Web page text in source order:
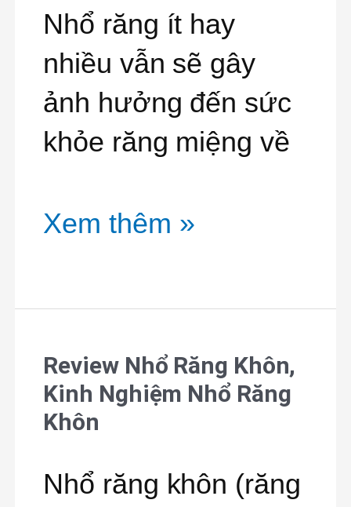
Nhổ răng ít hay
nhiều vẫn sẽ gây
ảnh hưởng đến sức
khỏe răng miệng về
số
7
bị
sâu
nên
Xem thêm »
Review Nhổ Răng Khôn,
Kinh Nghiệm Nhổ Răng
Khôn
Nhổ răng khôn (răng
Review
Nhổ
Khôn,